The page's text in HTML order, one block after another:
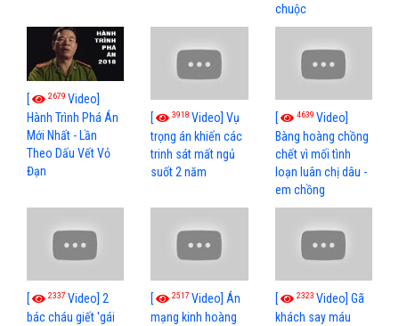
chuộc
[ 2679 Video]
Hành Trình Phá Án
Mới Nhất - Lần
Theo Dấu Vết Vỏ
Đạn
[ 3918Video] Vụ
trọng án khiến các
trinh sát mất ngủ
suốt 2 năm
[ 4639 Video]
Bàng hoàng chồng
chết vì mối tình
loạn luân chị dâu -
em chồng
[ 2337 Video] 2
bác cháu giết 'gái
[ 2517Video] Án
mạng kinh hoàng
[ 2323 Video] Gã
khách say máu